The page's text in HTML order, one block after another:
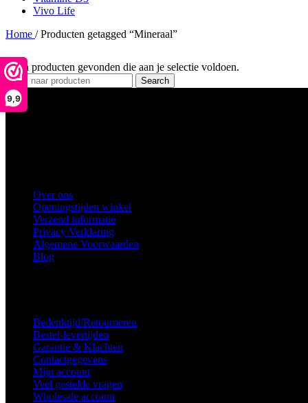
9,9
Vivo Life
Home / Producten getagged “Mineraal”
Geen producten gevonden die aan je selectie voldoen.
Search
Over ons
Openingstijden winkel
Verzend informatie
Privacy Verklaring
Algemene Voorwaarden
Blog
Bedenktijd/Retourneren
Bestel-levertijden
Garantie & Klachten
Contactgegevens
Mijn account
Veel gestelde vragen
Wholesale account